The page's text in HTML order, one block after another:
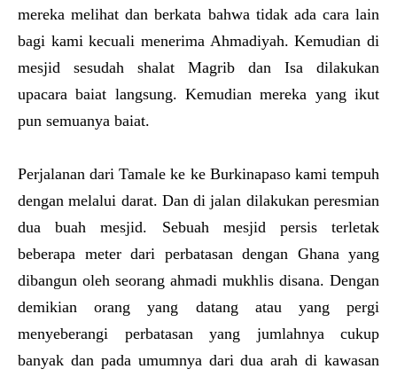
mereka melihat dan berkata bahwa tidak ada cara lain
bagi kami kecuali menerima Ahmadiyah. Kemudian di
mesjid sesudah shalat Magrib dan Isa dilakukan
upacara baiat langsung. Kemudian mereka yang ikut
pun semuanya baiat.
Perjalanan dari Tamale ke ke Burkinapaso kami tempuh
dengan melalui darat. Dan di jalan dilakukan peresmian
dua buah mesjid. Sebuah mesjid persis terletak
beberapa meter dari perbatasan dengan Ghana yang
dibangun oleh seorang ahmadi mukhlis disana. Dengan
demikian orang yang datang atau yang pergi
menyeberangi perbatasan yang jumlahnya cukup
banyak dan pada umumnya dari dua arah di kawasan